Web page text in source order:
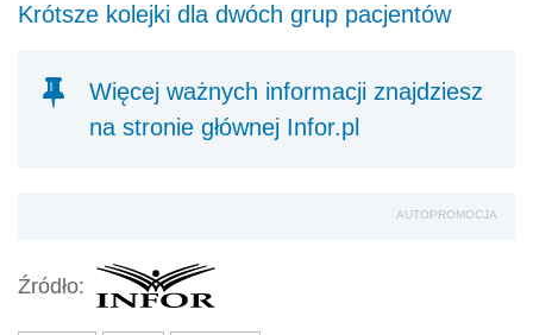
Krótsze kolejki dla dwóch grup pacjentów
Więcej ważnych informacji znajdziesz
na stronie głównej Infor.pl
AUTOPROMOCJA
Źródło: